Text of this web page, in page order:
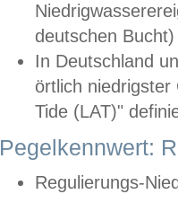
deutschen
In Deutschland
örtlich
Tide (LAT)"
Pegelkennwert:
Regulierungs-